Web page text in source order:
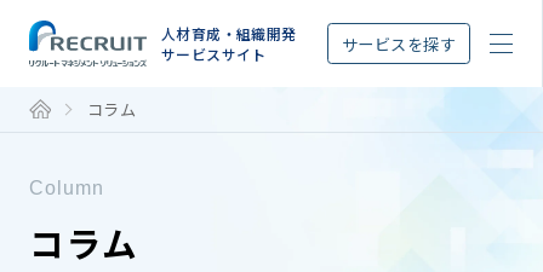
人材育成・組織開発
サービスサイト
サービスを探す
コラム
Column
コラム